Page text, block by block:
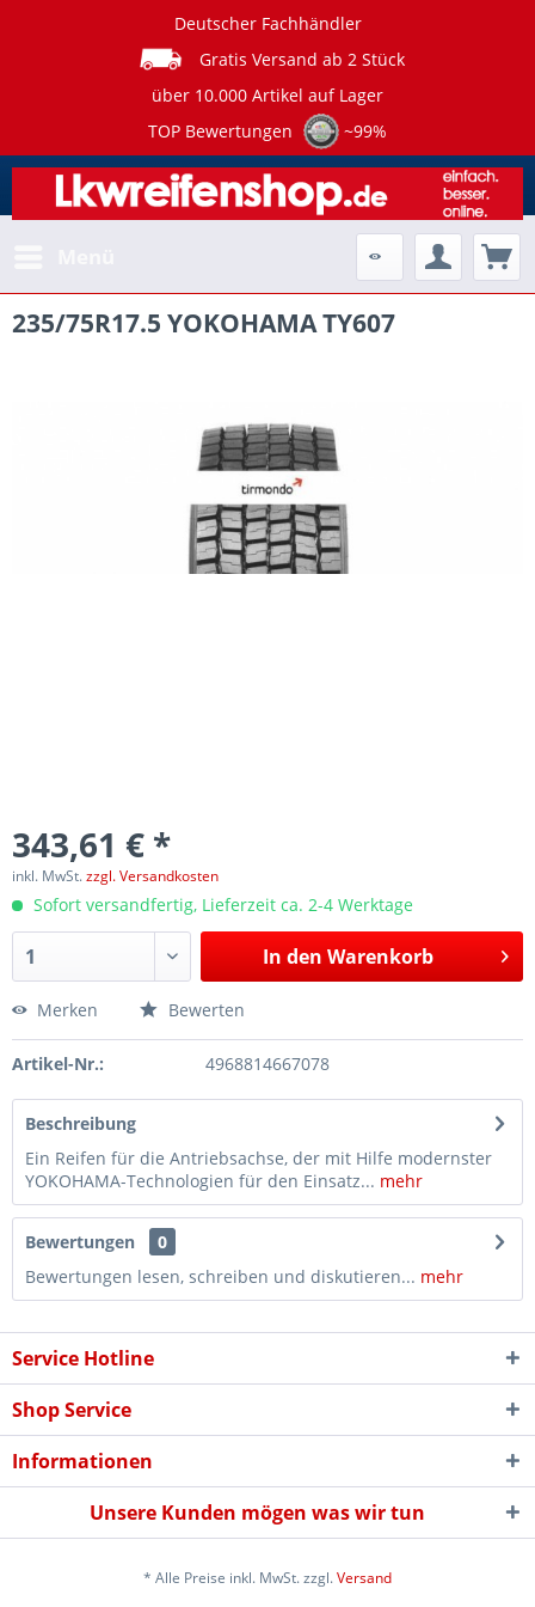
Deutscher Fachhändler
Gratis Versand ab 2 Stück
über 10.000 Artikel auf Lager
TOP Bewertungen
~99%
235/75R17.5 YOKOHAMA TY607
343,61 € *
inkl. MwSt.zzgl. Versandkosten
Sofort versandfertig, Lieferzeit ca. 2-4 Werktage
In den Warenkorb
Merken Bewerten
Artikel-Nr.: 4968814667078
Beschreibung
Ein Reifen für die Antriebsachse, der mit Hilfe modernster
YOKOHAMA-Technologien für den Einsatz... mehr
Bewertungen
0
Bewertungen lesen, schreiben und diskutieren... mehr
Service Hotline
Shop Service
Informationen
Unsere Kunden mögen was wir tun
* Alle Preise inkl. MwSt. zzgl.Versand